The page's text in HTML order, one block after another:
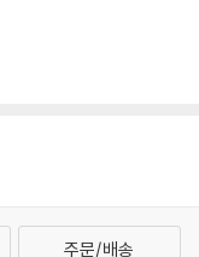
주문/배송